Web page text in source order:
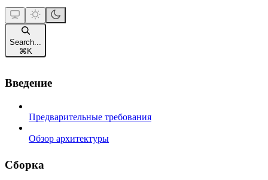
Search...
⌘ K
Введение
Предварительные требования
Обзор архитектуры
Сборка